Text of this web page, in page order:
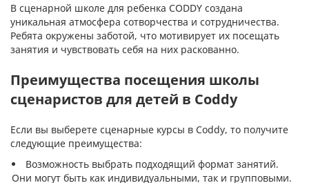
В сценарной школе для ребенка CODDY создана
уникальная атмосфера сотворчества и сотрудничества.
Ребята окружены заботой, что мотивирует их посещать
занятия и чувствовать себя на них раскованно.
Преимущества посещения школы
сценаристов для детей в Coddy
Если вы выберете сценарные курсы в Coddy, то получите
следующие преимущества:
Возможность выбрать подходящий формат занятий.
Они могут быть как индивидуальными, так и групповыми.